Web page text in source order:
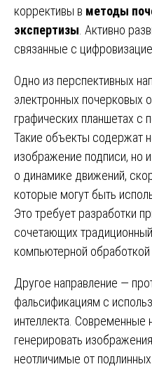
коррективы в методы
экспертизы . Активно
связанные с
Одно из перспективных
электронных почерковых
графических планшетах с
Такие объекты содержат
изображение подписи,
о динамике движений,
которые могут быть
Это требует разработки
сочетающих
компьютерной
Другое направление —
фальсификациям с
интеллекта. Современные
генерировать
неотличимые от